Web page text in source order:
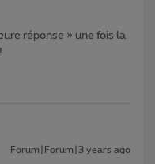
réponse » une fois la
Forum|Forum|3 years ago